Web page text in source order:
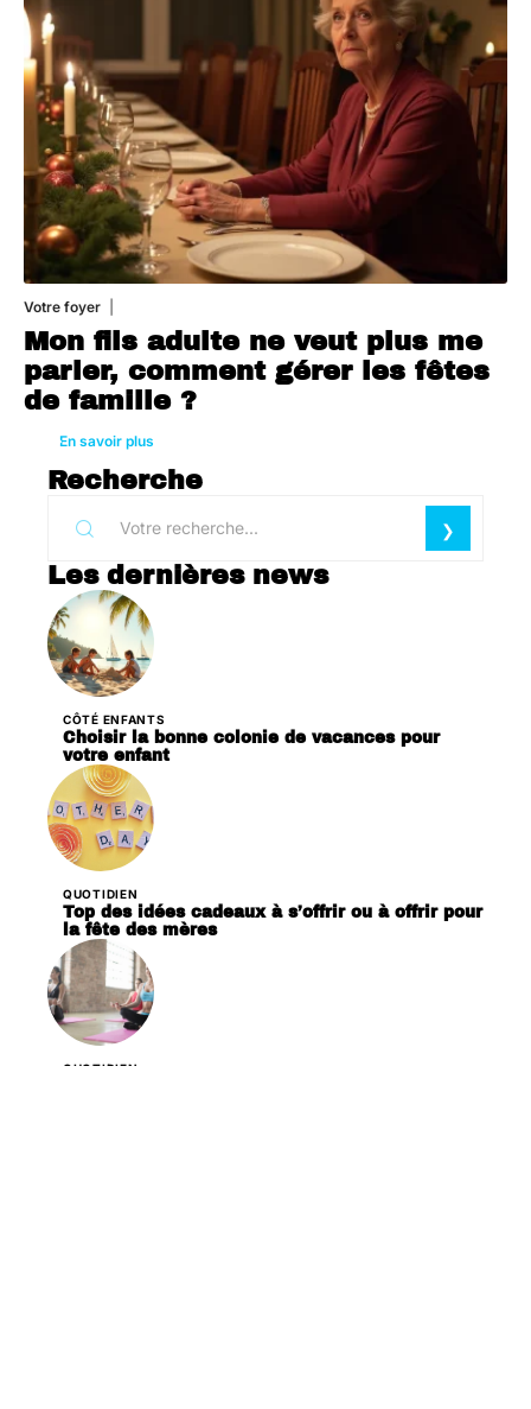
Votre foyer
Mon fils adulte ne veut plus me
parler, comment gérer les fêtes
de famille ?
En savoir plus
Recherche
Les dernières news
CÔTÉ ENFANTS
Choisir la bonne colonie de vacances pour
votre enfant
QUOTIDIEN
Top des idées cadeaux à s’offrir ou à offrir pour
la fête des mères
QUOTIDIEN